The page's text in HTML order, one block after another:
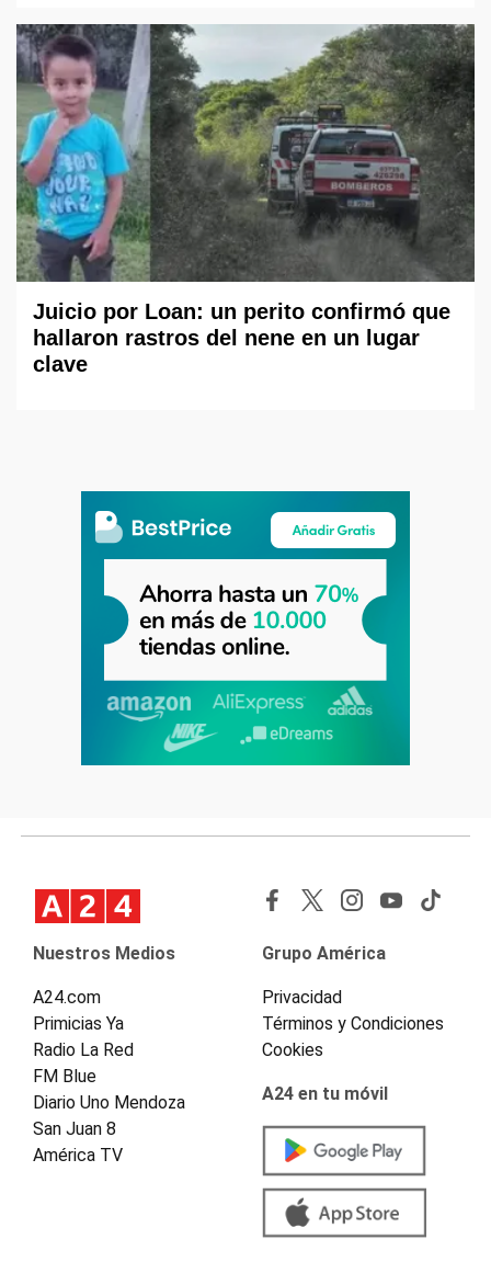
Juicio por Loan: un perito confirmó que
hallaron rastros del nene en un lugar
clave
Nuestros Medios
A24.com
Primicias Ya
Radio La Red
FM Blue
Diario Uno Mendoza
San Juan 8
América TV
Grupo América
Privacidad
Términos y Condiciones
Cookies
A24 en tu móvil